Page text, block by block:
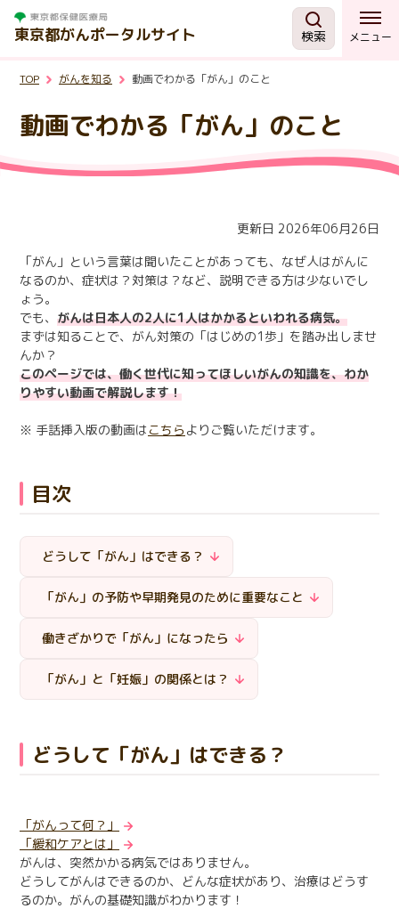
東京都がんポータルサイト 検索 メニュー
がんを知る
治療する
支援・助成制度
東京都の取組
医療従事者の方へ
リンク集
言語切替
TOP がんを知る 動画でわかる「がん」のこと
動画でわかる「がん」のこと
更新日 2026年06月26日
「がん」という言葉は聞いたことがあっても、なぜ人はがんに
なるのか、症状は？対策は？など、説明できる方は少ないでし
ょう。
でも、 がんは日本人の2人に1人はかかるといわれる病気。
まずは知ることで、がん対策の「はじめの1歩」を踏み出しませ
んか？
このページでは、働く世代に知ってほしいがんの知識を、わか
りやすい動画で解説します！
※ 手話挿入版の動画はこちら よりご覧いただけます。
目次
どうして「がん」はできる？
「がん」の予防や早期発見のために重要なこと
働きざかりで 「がん」になったら
「がん」と「妊娠」 の関係とは？
どうして「がん」はできる？
「がんって何？」
「緩和ケアとは」
がんは、突然かかる病気ではありません。
どうしてがんはできるのか、どんな症状があり、治療はどうす
るのか。がんの基礎知識がわかります！